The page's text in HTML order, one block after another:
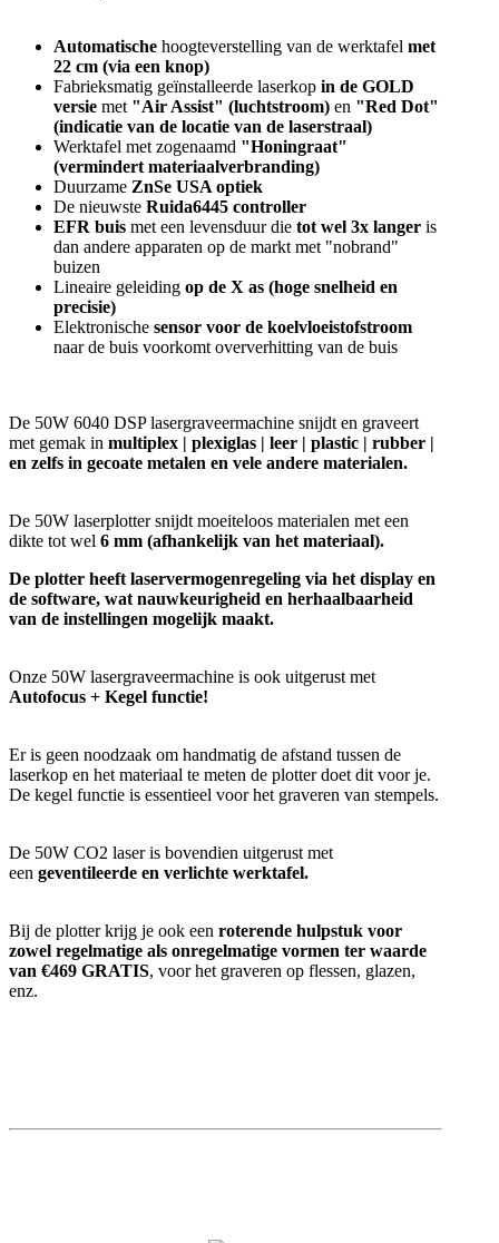
Automatische hoogteverstelling van de werktafel met
22 cm (via een knop)
Fabrieksmatig geïnstalleerde laserkop in de GOLD
versie met "Air Assist" (luchtstroom) en "Red Dot"
(indicatie van de locatie van de laserstraal)
Werktafel met zogenaamd "Honingraat"
(vermindert materiaalverbranding)
Duurzame ZnSe USA optiek
De nieuwste Ruida6445 controller
EFR buis met een levensduur die tot wel 3x langer is
dan andere apparaten op de markt met "nobrand"
buizen
Lineaire geleiding op de X as (hoge snelheid en
precisie)
Elektronische sensor voor de koelvloeistofstroom
naar de buis voorkomt oververhitting van de buis
De 50W 6040 DSP lasergraveermachine snijdt en graveert
met gemak in multiplex | plexiglas | leer | plastic | rubber |
en zelfs in gecoate metalen en vele andere materialen.
De 50W laserplotter snijdt moeiteloos materialen met een
dikte tot wel 6 mm (afhankelijk van het materiaal).
De plotter heeft laservermogenregeling via het display en
de software, wat nauwkeurigheid en herhaalbaarheid
van de instellingen mogelijk maakt.
Onze 50W lasergraveermachine is ook uitgerust met
Autofocus + Kegel functie!
Er is geen noodzaak om handmatig de afstand tussen de
laserkop en het materiaal te meten de plotter doet dit voor je.
De kegel functie is essentieel voor het graveren van stempels.
De 50W CO2 laser is bovendien uitgerust met
een geventileerde en verlichte werktafel.
Bij de plotter krijg je ook een roterende hulpstuk voor
zowel regelmatige als onregelmatige vormen ter waarde
van €469 GRATIS, voor het graveren op flessen, glazen,
enz.